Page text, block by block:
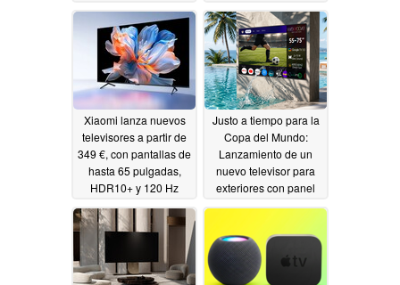
06/23/2026
Xiaomi lanza nuevos
televisores a partir de
349 €, con pantallas de
hasta 65 pulgadas,
HDR10+ y 120 Hz
06/18/2026
Justo a tiempo para la
Copa del Mundo:
Lanzamiento de un
nuevo televisor para
exteriores con panel
QLED de hasta 86
06/11/2026